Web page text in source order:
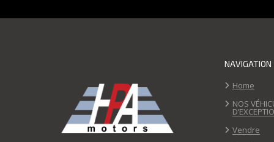
NAVIGATION
Home
NOS
Vendre